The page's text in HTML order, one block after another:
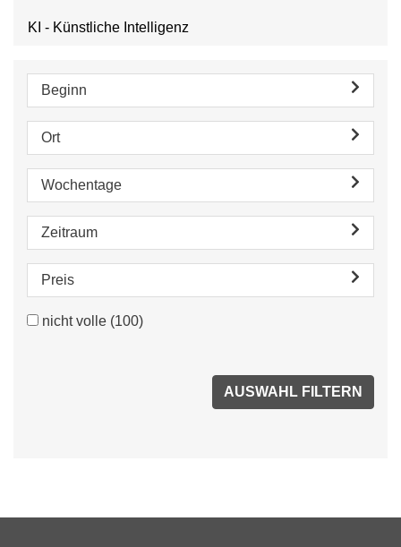
KI - Künstliche Intelligenz
Beginn
Ort
Wochentage
Zeitraum
Preis
nicht volle (100)